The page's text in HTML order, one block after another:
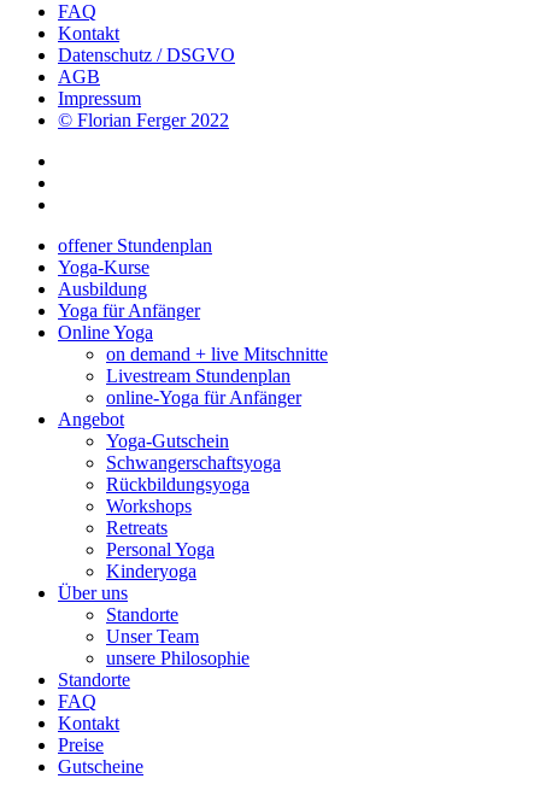
FAQ
Kontakt
Datenschutz / DSGVO
AGB
Impressum
© Florian Ferger 2022
offener Stundenplan
Yoga-Kurse
Ausbildung
Yoga für Anfänger
Online Yoga
on demand + live Mitschnitte
Livestream Stundenplan
online-Yoga für Anfänger
Angebot
Yoga-Gutschein
Schwangerschaftsyoga
Rückbildungsyoga
Workshops
Retreats
Personal Yoga
Kinderyoga
Über uns
Standorte
Unser Team
unsere Philosophie
Standorte
FAQ
Kontakt
Preise
Gutscheine